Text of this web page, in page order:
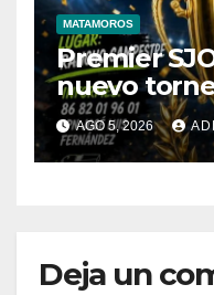
MATAMOROS
Premier
nuevo
AGO 5, 2026
Deja un